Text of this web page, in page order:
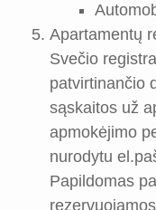
Apartamentų
Svečio
patvirtinančio
sąskaitos už
apmokėjimo
nurodytu
Papildomas